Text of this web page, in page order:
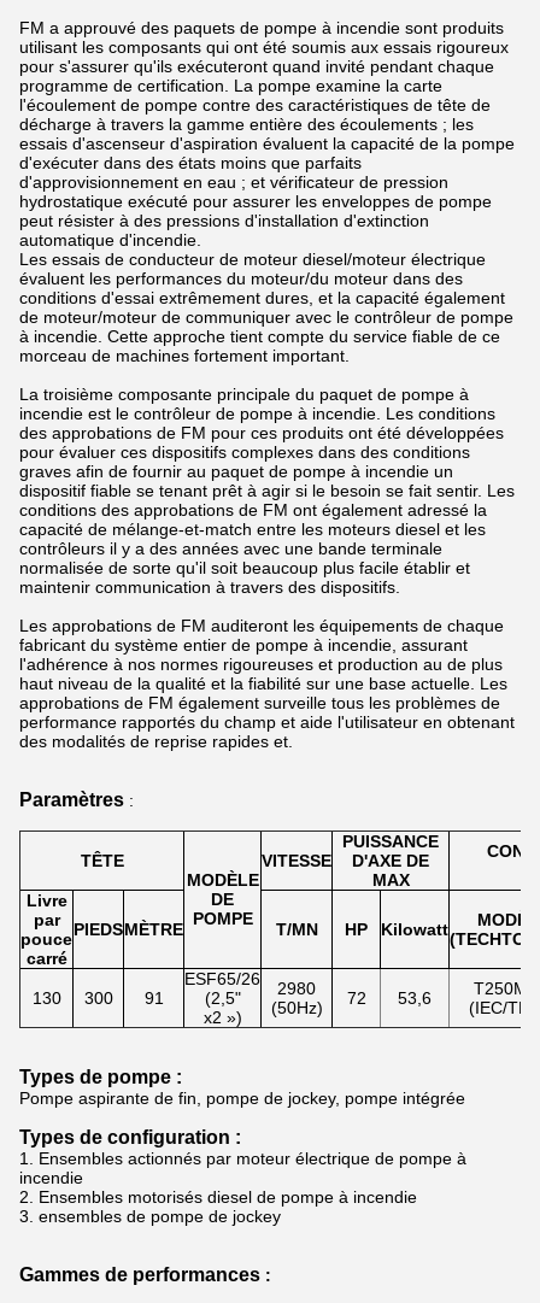
FM a approuvé des paquets de pompe à incendie sont produits
utilisant les composants qui ont été soumis aux essais rigoureux
pour s'assurer qu'ils exécuteront quand invité pendant chaque
programme de certification. La pompe examine la carte
l'écoulement de pompe contre des caractéristiques de tête de
décharge à travers la gamme entière des écoulements ; les
essais d'ascenseur d'aspiration évaluent la capacité de la pompe
d'exécuter dans des états moins que parfaits
d'approvisionnement en eau ; et vérificateur de pression
hydrostatique exécuté pour assurer les enveloppes de pompe
peut résister à des pressions d'installation d'extinction
automatique d'incendie.
Les essais de conducteur de moteur diesel/moteur électrique
évaluent les performances du moteur/du moteur dans des
conditions d'essai extrêmement dures, et la capacité également
de moteur/moteur de communiquer avec le contrôleur de pompe
à incendie. Cette approche tient compte du service fiable de ce
morceau de machines fortement important.
La troisième composante principale du paquet de pompe à
incendie est le contrôleur de pompe à incendie. Les conditions
des approbations de FM pour ces produits ont été développées
pour évaluer ces dispositifs complexes dans des conditions
graves afin de fournir au paquet de pompe à incendie un
dispositif fiable se tenant prêt à agir si le besoin se fait sentir. Les
conditions des approbations de FM ont également adressé la
capacité de mélange-et-match entre les moteurs diesel et les
contrôleurs il y a des années avec une bande terminale
normalisée de sorte qu'il soit beaucoup plus facile établir et
maintenir communication à travers des dispositifs.
Les approbations de FM auditeront les équipements de chaque
fabricant du système entier de pompe à incendie, assurant
l'adhérence à nos normes rigoureuses et production au de plus
haut niveau de la qualité et la fiabilité sur une base actuelle. Les
approbations de FM également surveille tous les problèmes de
performance rapportés du champ et aide l'utilisateur en obtenant
des modalités de reprise rapides et.
Paramètres :
TÊTE
MODÈLE
DE
POMPE
VITESSE
PUISSANCE
D'AXE DE
MAX
Livre
par
pouce
carré
PIEDSMÈTRE T/MN HP Kilowatt
130 300 91
ESF65/26
(2,5"
x2 »)
2980
(50Hz)
72 53,6
(IEC/
Types de pompe :
Pompe aspirante de fin, pompe de jockey, pompe intégrée
Types de configuration :
1. Ensembles actionnés par moteur électrique de pompe à
incendie
2. Ensembles motorisés diesel de pompe à incendie
3. ensembles de pompe de jockey
Gammes de performances :